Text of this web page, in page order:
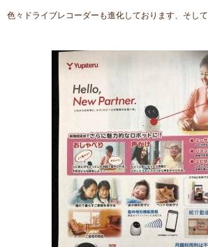
色々ドライブレコーダーも進化しております、そして